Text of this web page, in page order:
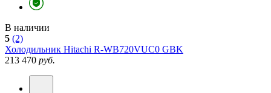
В наличии
5 (2)
Холодильник Hitachi R-WB720VUC0 GBK
213 470 руб.